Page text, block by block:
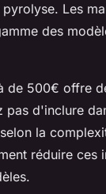
Les
des
de 500€ offre
pas d'inclure
la
réduire ces